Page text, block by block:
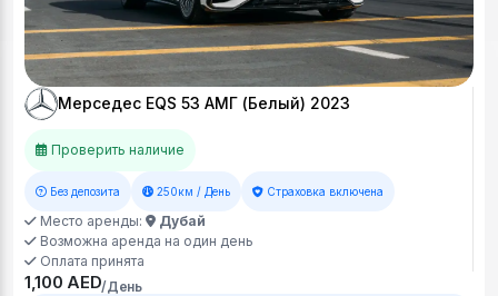
Мерседес EQS 53 АМГ (Белый) 2023
Проверить наличие
Без депозита 250км / День Страховка включена
Место аренды:
Дубай
Возможна аренда на один день
Оплата принята
1,100 AED/День